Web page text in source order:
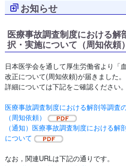
お知らせ
医療事故調査制度における解
択・実施について（周知依頼）
日本医学会を通して厚生労働省より「
改正について(周知依頼)が届きました。
詳細については下記をご確認ください。
医療事故調査制度における解剖等調査
（周知依頼）
（通知）医療事故調査制度における
について
なお，関連URLは下記の通りです。